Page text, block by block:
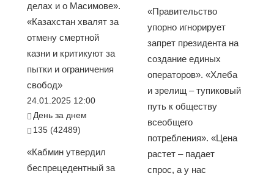
делах и о Масимове».
«Казахстан хвалят за
отмену смертной
казни и критикуют за
пытки и ограничения
свобод»
24.01.2025 12:00
День за днем
135 (42489)
«Кабмин утвердил
беспрецедентный за
«Правительство
упорно игнорирует
запрет президента на
создание единых
операторов». «Хлеба
и зрелищ – тупиковый
путь к обществу
всеобщего
потребления». «Цена
растет – падает
спрос, а у нас